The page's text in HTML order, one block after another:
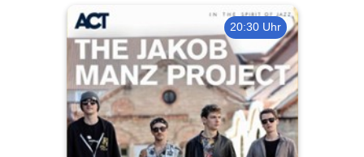
20:30 Uhr